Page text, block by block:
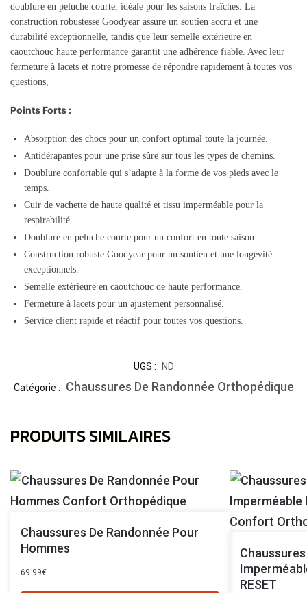
doublure en peluche courte, idéale pour les saisons fraîches. La
construction robustesse Goodyear assure un soutien accru et une
durabilité exceptionnelle, tandis que leur semelle extérieure en
caoutchouc haute performance garantit une adhérence fiable. Avec leur
fermeture à lacets et notre promesse de répondre rapidement à toutes vos
questions,
Points Forts :
Absorption des chocs pour un confort optimal toute la journée.
Antidérapantes pour une prise sûre sur tous les types de chemins.
Doublure confortable qui s’adapte à la forme de vos pieds avec le
temps.
Cuir de vachette de haute qualité et tissu imperméable pour la
respirabilité.
Doublure en peluche courte pour un confort en toute saison.
Construction robuste Goodyear pour un soutien et une longévité
exceptionnels.
Semelle extérieure en caoutchouc de haute performance.
Fermeture à lacets pour un ajustement personnalisé.
Service client rapide et réactif pour toutes vos questions.
UGS :
ND
Catégorie :
Chaussures De Randonnée Orthopédique
PRODUITS SIMILAIRES
Chaussures De Randonnée Pour
Hommes
69.99€
RESET